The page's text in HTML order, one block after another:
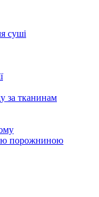
суші
за тканинам
порожниною